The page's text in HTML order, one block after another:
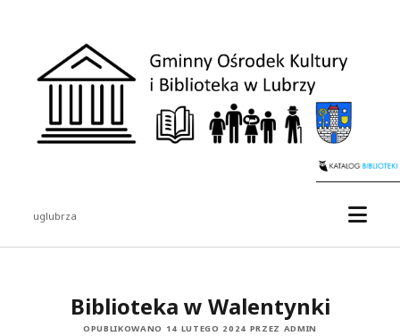
uglubrza
Biblioteka w Walentynki
OPUBLIKOWANO 14 LUTEGO 2024 PRZEZ ADMIN